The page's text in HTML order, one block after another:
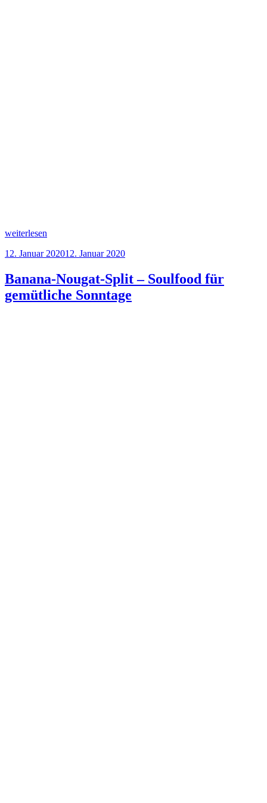
„Himbeer-
Torte“
weiterlesen
Veröffentlicht
12. Januar 202012. Januar 2020
Banana-Nougat-Split – Soulfood für
gemütliche Sonntage